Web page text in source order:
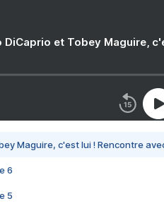
DiCaprio et Tobey Maguire,
Maguire, c'est lui ! Rencontre
6
5